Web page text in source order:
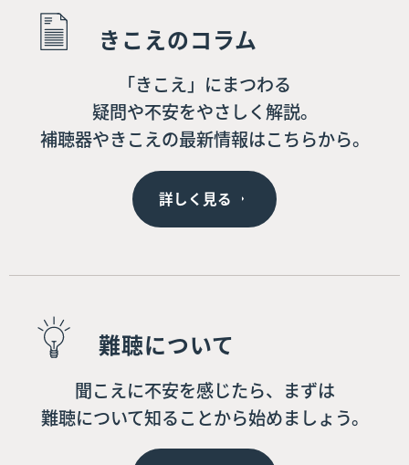
きこえのコラム
「きこえ」にまつわる
疑問や不安をやさしく解説。
補聴器やきこえの最新情報はこちらから。
詳しく見る
難聴について
聞こえに不安を感じたら、まずは
難聴について知ることから始めましょう。